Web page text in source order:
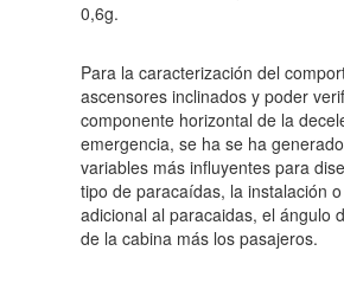
0,6g.
Para la caracterización del
ascensores inclinados y poder
componente horizontal de la
emergencia, se ha se ha
variables más influyentes para
tipo de paracaídas, la instalación
adicional al paracaidas, el ángulo
de la cabina más los pasajeros.